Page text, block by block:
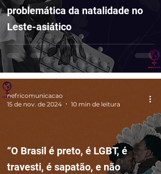
problemática da natalidade no
Leste-asiático
“O Brasil é preto, é LGBT, é
travesti, é sapatão, e não
nefricomunicacao
15 de nov. de 2024
10 min de leitura